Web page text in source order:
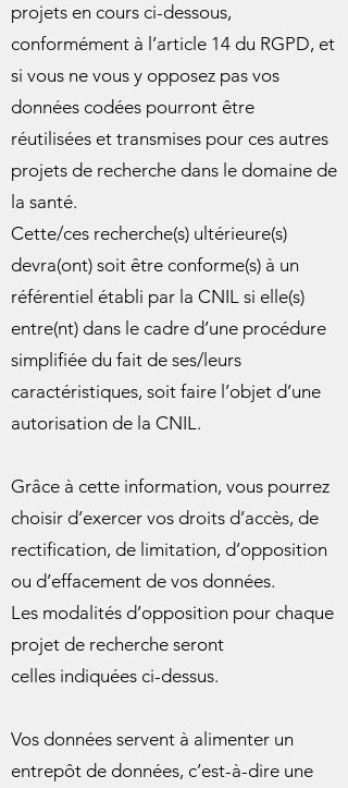
projets en cours ci-dessous,
conformément à l’article 14 du RGPD, et
si vous ne vous y opposez pas vos
données codées pourront être
réutilisées et transmises pour ces autres
projets de recherche dans le domaine de
la santé.
Cette/ces recherche(s) ultérieure(s)
devra(ont) soit être conforme(s) à un
référentiel établi par la CNIL si elle(s)
entre(nt) dans le cadre d’une procédure
simplifiée du fait de ses/leurs
caractéristiques, soit faire l’objet d’une
autorisation de la CNIL.
Grâce à cette information, vous pourrez
choisir d’exercer vos droits d’accès, de
rectification, de limitation, d’opposition
ou d’effacement de vos données.
Les modalités d’opposition pour chaque
projet de recherche seront
celles indiquées ci-dessus.
Vos données servent à alimenter un
entrepôt de données, c’est-à-dire une